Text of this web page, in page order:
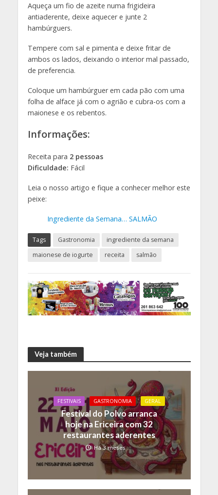
Aqueça um fio de azeite numa frigideira
antiaderente, deixe aquecer e junte 2
hambúrguers.
Tempere com sal e pimenta e deixe fritar de
ambos os lados, deixando o interior mal passado,
de preferencia.
Coloque um hambúrguer em cada pão com uma
folha de alface já com o agrião e cubra-os com a
maionese e os rebentos.
Informações:
Receita para 2 pessoas
Dificuldade: Fácil
Leia o nosso artigo e fique a conhecer melhor este
peixe:
Ingrediente da Semana… SALMÃO
Tags Gastronomia
ingrediente da semana
maionese de iogurte
receita salmão
Veja também
FESTIVAIS GASTRONOMIA GERAL
Festival do Polvo arranca
hoje na Ericeira com 32
restaurantes aderentes
Há 3 meses